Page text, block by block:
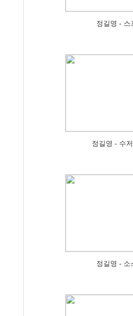
정길영 - 스
정길영 - 수
정길영 - 소